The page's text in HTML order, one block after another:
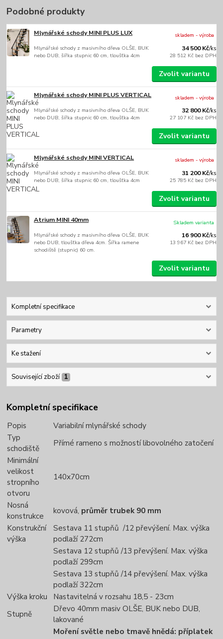
Podobné produkty
Mlynářské schody MINI PLUS LUX
Mlynářské schody z masivního dřeva OLŠE, BUK
nebo DUB, šířka stupnic 60 cm, tloušťka 4cm
34 500 Kč/ks
28 512 Kč bez DPH
skladem - výroba
Zvolit variantu
Mlynářské schody MINI PLUS VERTICAL
Mlynářské schody z masivního dřeva OLŠE, BUK
nebo DUB, šířka stupnic 60 cm, tloušťka 4cm
32 800 Kč/ks
27 107 Kč bez DPH
skladem - výroba
Zvolit variantu
Mlynářské schody MINI VERTICAL
Mlynářské schody z masivního dřeva OLŠE, BUK
nebo DUB, šířka stupnic 60 cm, tloušťka 4cm
31 200 Kč/ks
25 785 Kč bez DPH
skladem - výroba
Zvolit variantu
Atrium MINI 40mm
Mlynářské schody z masivního dřeva OLŠE, BUK
nebo DUB, tloušťka dřeva 4cm. Šířka ramene
schodiště (stupnic) 60 cm.
16 900 Kč/ks
13 967 Kč bez DPH
Skladem varianta
Zvolit variantu
Kompletní specifikace
Parametry
Ke stažení
Související zboží 1
Kompletní specifikace
Popis
Variabilní mlynářské schody
Typ
schodiště
Přímé rameno s možností libovolného zatočení
Minimální
velikost
stropního
otvoru
140x70cm
Nosná
konstrukce
kovová, průměr trubek 90 mm
Konstrukční
výška
Sestava 11 stupňů /12 převýšení. Max. výška
podlaží 272cm
Sestava 12 stupňů /13 převýšení. Max. výška
podlaží 299cm
Sestava 13 stupňů /14 převýšení. Max. výška
podlaží 322cm
Výška kroku
Nastavitelná v rozsahu 18,5 - 23cm
Stupně
Dřevo 40mm masiv OLŠE, BUK nebo DUB,
lakované
Moření světle nebo tmavě hnědá: příplatek